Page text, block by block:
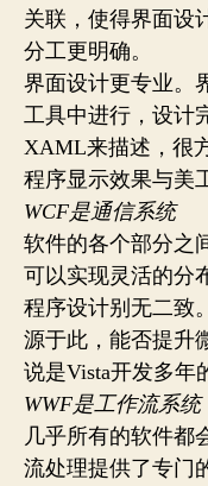
关联，使得界面设
分工更明确。
界面设计更专业。
工具中进行，设计
XAML来描述，很
程序显示效果与美
WCF是通信系统
软件的各个部分之
可以实现灵活的分
程序设计别无二致
源于此，能否提升
说是Vista开发多年
WWF是工作流系统
几乎所有的软件都
流处理提供了专门